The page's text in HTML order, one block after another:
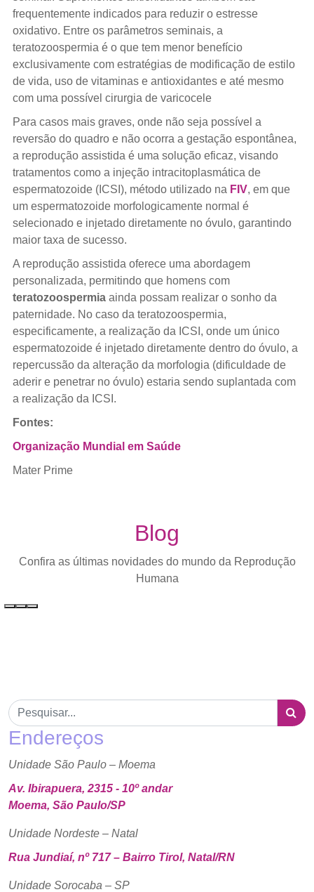
frequentemente indicados para reduzir o estresse
oxidativo. Entre os parâmetros seminais, a
teratozoospermia é o que tem menor benefício
exclusivamente com estratégias de modificação de estilo
de vida, uso de vitaminas e antioxidantes e até mesmo
com uma possível cirurgia de varicocele
Para casos mais graves, onde não seja possível a
reversão do quadro e não ocorra a gestação espontânea,
a reprodução assistida é uma solução eficaz, visando
tratamentos como a injeção intracitoplasmática de
espermatozoide (ICSI), método utilizado na FIV, em que
um espermatozoide morfologicamente normal é
selecionado e injetado diretamente no óvulo, garantindo
maior taxa de sucesso.
A reprodução assistida oferece uma abordagem
personalizada, permitindo que homens com
teratozoospermia ainda possam realizar o sonho da
paternidade. No caso da teratozoospermia,
especificamente, a realização da ICSI, onde um único
espermatozoide é injetado diretamente dentro do óvulo, a
repercussão da alteração da morfologia (dificuldade de
aderir e penetrar no óvulo) estaria sendo suplantada com
a realização da ICSI.
Fontes:
Organização Mundial em Saúde
Mater Prime
Blog
Confira as últimas novidades do mundo da Reprodução
Humana
Endereços
Unidade São Paulo – Moema
Av. Ibirapuera, 2315 - 10º andar
Moema, São Paulo/SP
Unidade Nordeste – Natal
Rua Jundiaí, nº 717 – Bairro Tirol, Natal/RN
Unidade Sorocaba – SP